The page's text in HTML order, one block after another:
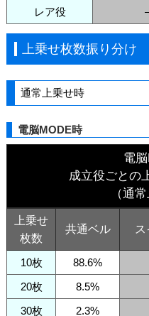
レア役
上乗せ枚数振り分け
通常上乗せ時
電脳MODE時
電
成立役ごとの
（通
上乗せ
枚数
共通ベル ス
10枚 88.6%
20枚
8.5%
30枚
2.3%